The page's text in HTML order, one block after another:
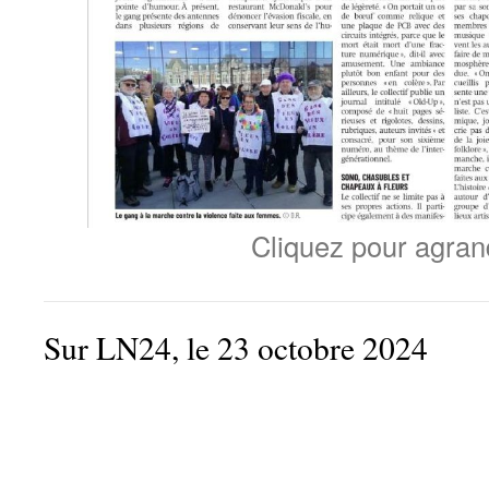
Cliquez pour
Sur LN24, le 23 octobre 2024